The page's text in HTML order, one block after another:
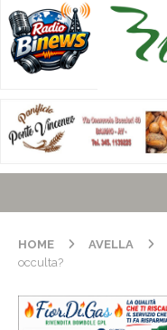
HOME AVELLA
occulta?